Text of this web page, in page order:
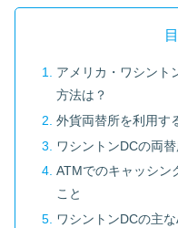
アメリカ・ワシント
方法は？
外貨両替所を利用す
ワシントンDCの両
ATMでのキャッシン
こと
ワシントンDCの主